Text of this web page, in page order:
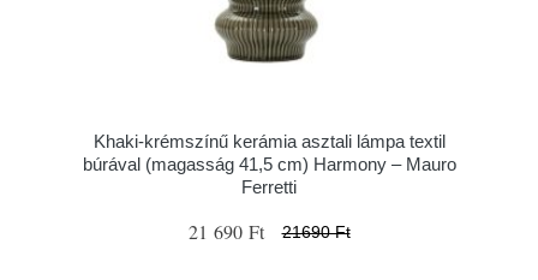
Khaki-krémszínű kerámia asztali lámpa textil
búrával (magasság 41,5 cm) Harmony – Mauro
Ferretti
21 690 Ft 21690 Ft